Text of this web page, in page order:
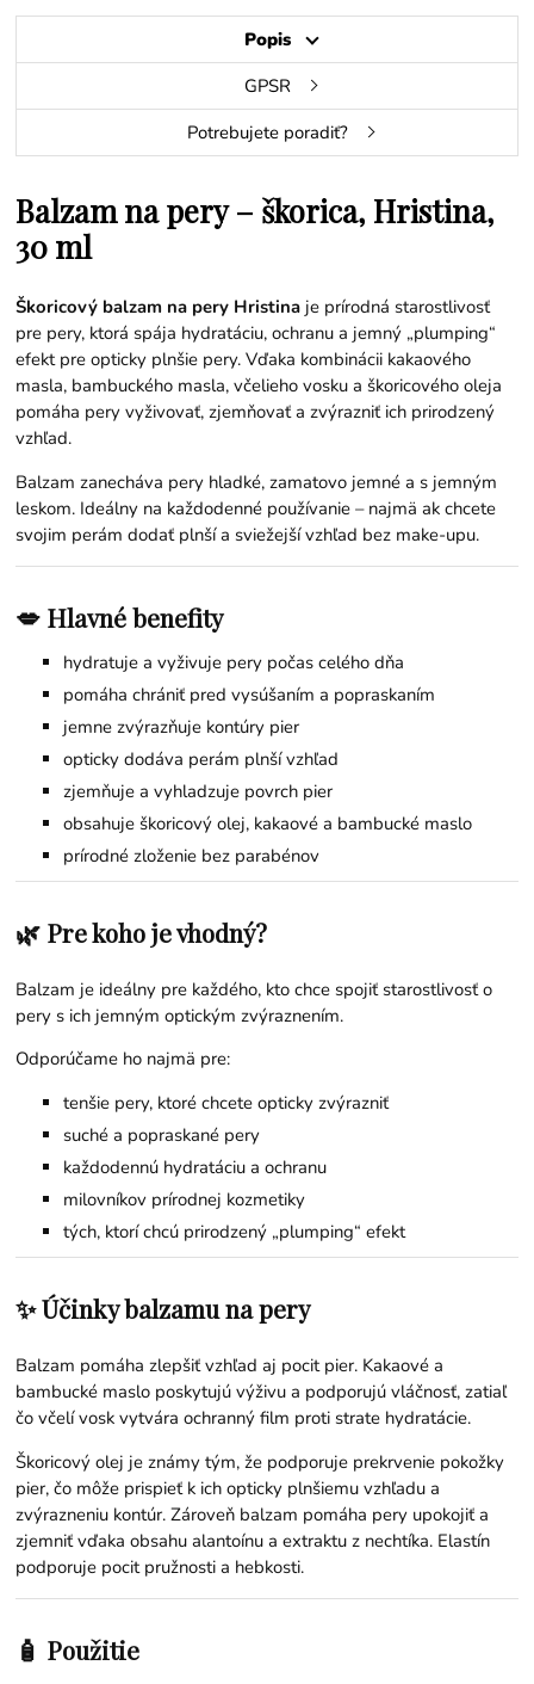
Popis
GPSR
Potrebujete poradiť?
Balzam na pery – škorica, Hristina,
30 ml
Škoricový balzam na pery Hristina je prírodná starostlivosť
pre pery, ktorá spája hydratáciu, ochranu a jemný „plumping“
efekt pre opticky plnšie pery. Vďaka kombinácii kakaového
masla, bambuckého masla, včelieho vosku a škoricového oleja
pomáha pery vyživovať, zjemňovať a zvýrazniť ich prirodzený
vzhľad.
Balzam zanecháva pery hladké, zamatovo jemné a s jemným
leskom. Ideálny na každodenné používanie – najmä ak chcete
svojim perám dodať plnší a sviežejší vzhľad bez make-upu.
💋 Hlavné benefity
hydratuje a vyživuje pery počas celého dňa
pomáha chrániť pred vysúšaním a popraskaním
jemne zvýrazňuje kontúry pier
opticky dodáva perám plnší vzhľad
zjemňuje a vyhladzuje povrch pier
obsahuje škoricový olej, kakaové a bambucké maslo
prírodné zloženie bez parabénov
🌿 Pre koho je vhodný?
Balzam je ideálny pre každého, kto chce spojiť starostlivosť o
pery s ich jemným optickým zvýraznením.
Odporúčame ho najmä pre:
tenšie pery, ktoré chcete opticky zvýrazniť
suché a popraskané pery
každodennú hydratáciu a ochranu
milovníkov prírodnej kozmetiky
tých, ktorí chcú prirodzený „plumping“ efekt
✨ Účinky balzamu na pery
Balzam pomáha zlepšiť vzhľad aj pocit pier. Kakaové a
bambucké maslo poskytujú výživu a podporujú vláčnosť, zatiaľ
čo včelí vosk vytvára ochranný film proti strate hydratácie.
Škoricový olej je známy tým, že podporuje prekrvenie pokožky
pier, čo môže prispieť k ich opticky plnšiemu vzhľadu a
zvýrazneniu kontúr. Zároveň balzam pomáha pery upokojiť a
zjemniť vďaka obsahu alantoínu a extraktu z nechtíka. Elastín
podporuje pocit pružnosti a hebkosti.
🧴 Použitie